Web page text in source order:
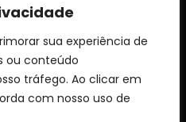
sua experiência de
ou conteúdo
tráfego. Ao clicar em
com nosso uso de
TERMOS DE USO